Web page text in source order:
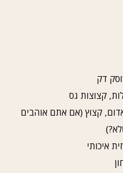
קצוץ (אם אתם אוהבים